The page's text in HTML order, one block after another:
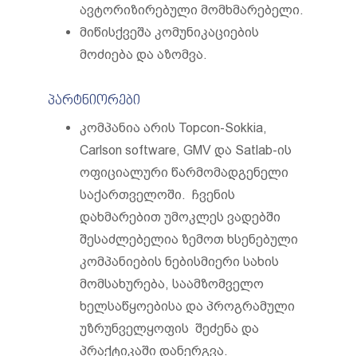
ავტორიზირებული მომხმარებელი.
მიწისქვეშა კომუნიკაციების
მოძიება და აზომვა.
პარტნიორები
კომპანია არის Topcon-Sokkia,
Carlson software, GMV და Satlab-ის
ოფიციალური წარმომადგენელი
საქართველოში. ჩვენის
დახმარებით უმოკლეს ვადებში
შესაძლებელია ზემოთ ხსენებული
კომპანიების ნებისმიერი სახის
მომსახურება, საამზომველო
ხელსაწყოებისა და პროგრამული
უზრუნველყოფის შეძენა და
პრაქტიკაში დანერგვა.